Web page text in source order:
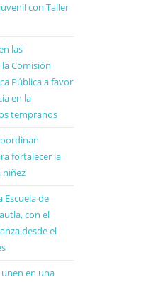
con Taller
las
Comisión
Pública a favor
en la
tempranos
fortalecer la
niñez
Escuela de
con el
desde el
unen en una